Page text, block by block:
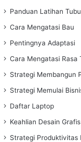
Panduan Latihan
Cara Mengatasi Bau
Pentingnya Adaptasi
Cara Mengatasi Rasa
Strategi Membangun
Strategi Memulai
Daftar Laptop
Keahlian Desain Grafis
Strategi Produktivitas